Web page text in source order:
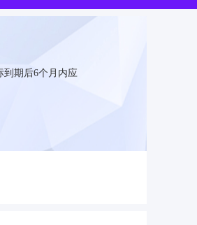
到期后6个月内应